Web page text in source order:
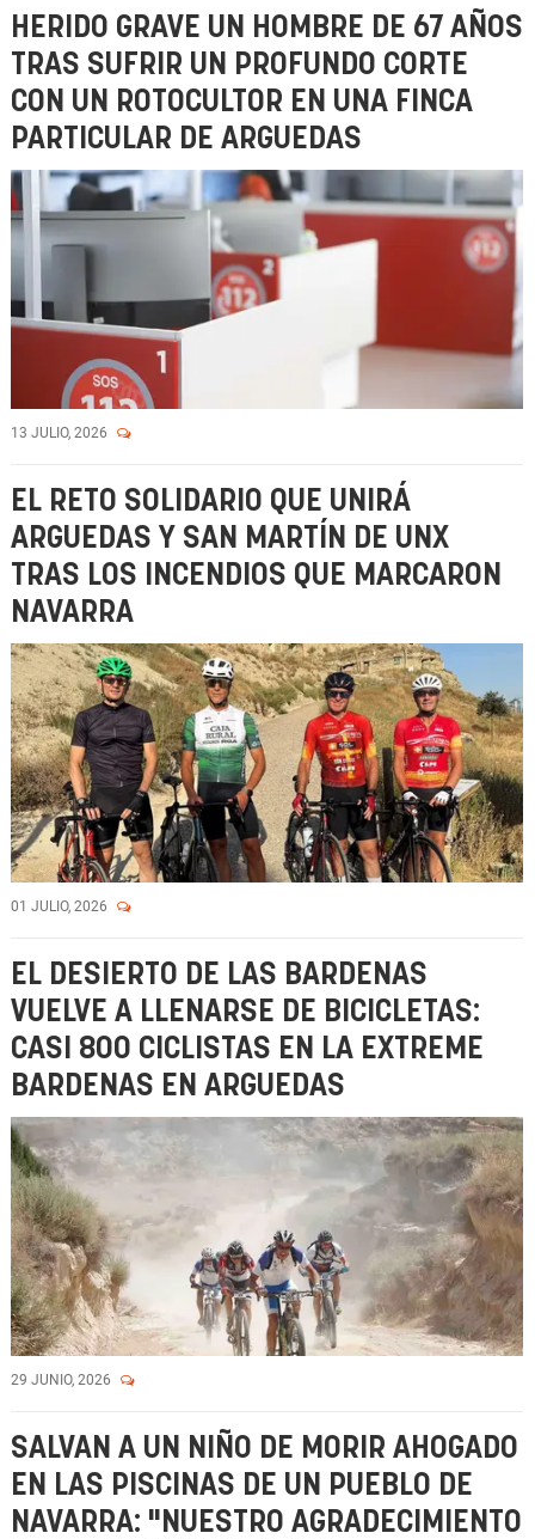
HERIDO GRAVE UN HOMBRE DE 67 AÑOS
TRAS SUFRIR UN PROFUNDO CORTE
CON UN ROTOCULTOR EN UNA FINCA
PARTICULAR DE ARGUEDAS
13 JULIO, 2026
EL RETO SOLIDARIO QUE UNIRÁ
ARGUEDAS Y SAN MARTÍN DE UNX
TRAS LOS INCENDIOS QUE MARCARON
NAVARRA
01 JULIO, 2026
EL DESIERTO DE LAS BARDENAS
VUELVE A LLENARSE DE BICICLETAS:
CASI 800 CICLISTAS EN LA EXTREME
BARDENAS EN ARGUEDAS
29 JUNIO, 2026
SALVAN A UN NIÑO DE MORIR AHOGADO
EN LAS PISCINAS DE UN PUEBLO DE
NAVARRA: "NUESTRO AGRADECIMIENTO